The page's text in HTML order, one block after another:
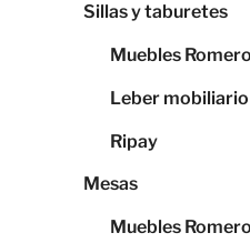
Sillas y taburetes
Muebles Romero
Leber mobiliario
Ripay
Mesas
Muebles Romero